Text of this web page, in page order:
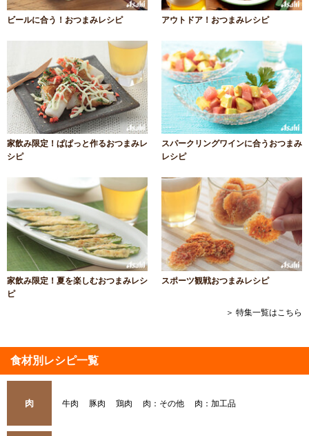
ビールに合う！おつまみレシピ アウトドア！おつまみレシピ
家飲み限定！ぱぱっと作るおつまみレ
シピ
スパークリングワインに合うおつまみ
レシピ
家飲み限定！夏を楽しむおつまみレシ
ピ
スポーツ観戦おつまみレシピ
＞ 特集一覧はこちら
食材別レシピ一覧
肉 牛肉 豚肉 鶏肉 肉：その他 肉：加工品